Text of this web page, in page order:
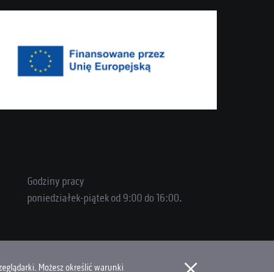
Godziny pracy
poniedziałek-piątek od 9:00 do 16:00.
Możesz określić warunki